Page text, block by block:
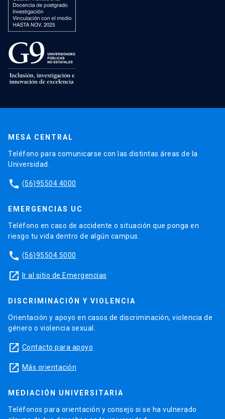
MESA CENTRAL
Teléfono para comunicarse con las distintas áreas de la
Universidad.
phone (56)95504 4000
EMERGENCIAS UC
Teléfono en caso de accidente o situación que ponga en
riesgo tu vida dentro de algún campus.
phone (56)95504 5000
launch Ir al sitio de Emergencias
DISCRIMINACIÓN Y VIOLENCIA
Orientación y apoyo en casos de discriminación, violencia de
género o violencia sexual.
launch Contacto para apoyo
launch Más orientación
MEDIACIÓN UNIVERSITARIA
Teléfonos para orientación y consejo si se ha vulnerado